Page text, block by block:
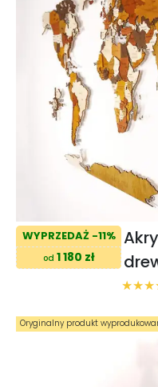
WYPRZEDAŻ -11%
od 1 180 zł
Oryginalny produkt